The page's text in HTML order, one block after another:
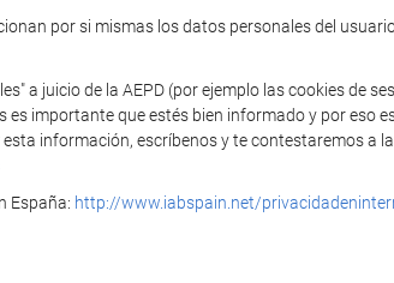
por si mismas los datos personales del
a juicio de la AEPD (por ejemplo las cookies de
importante que estés bien informado y por eso
información, escríbenos y te contestaremos a
España: http://www.iabspain.net/